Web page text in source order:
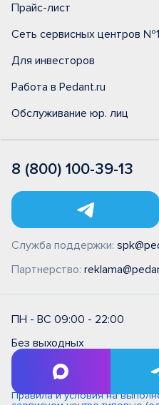
Прайс-лист
Сеть сервисных центров
Для инвесторов
Работа в Pedant.ru
Обслуживание юр. лиц
8 (800) 100-39-13
Служба поддержки:
Партнерство:
ПН - ВС 09:00 - 22:00
Без выходных
Оплата банковской картой
Правила и условия на